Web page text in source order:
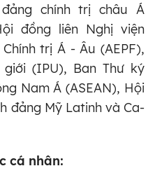
chính trị châu Á
đồng liên Nghị viện
trị Á - Âu (AEPF),
(IPU), Ban Thư ký
Nam Á (ASEAN), Hội
đảng Mỹ Latinh và Ca-
cá nhân: